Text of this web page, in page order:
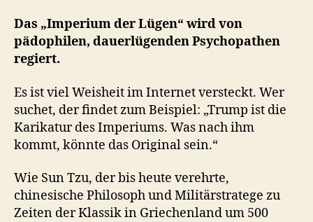
Das „Imperium der Lügen“ wird von
pädophilen, dauerlügenden Psychopathen
regiert.
Es ist viel Weisheit im Internet versteckt. Wer
suchet, der findet zum Beispiel: „Trump ist die
Karikatur des Imperiums. Was nach ihm
kommt, könnte das Original sein.“
Wie Sun Tzu, der bis heute verehrte,
chinesische Philosoph und Militärstratege zu
Zeiten der Klassik in Griechenland um 500